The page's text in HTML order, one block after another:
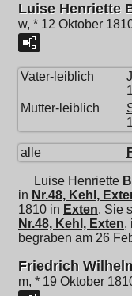
Luise Henriette
w, * 12 Oktober
Vater-leiblich
Mutter-leiblich
alle
Luise Henriette
in Nr.48, Kehl,
1810 in Exten. Sie
Nr.48, Kehl, Exten,
begraben am 26
Friedrich
m, * 19 Oktober